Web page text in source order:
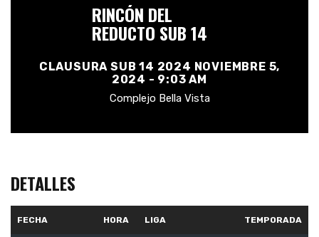
RINCÓN DEL
REDUCTO SUB 14
CLAUSURA SUB 14 2024 NOVIEMBRE 5,
2024 - 9:03 AM
Complejo Bella Vista
DETALLES
FECHA HORA LIGA TEMPORADA